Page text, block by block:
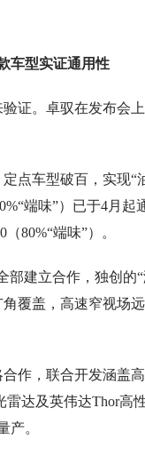
车型实证通用性
。卓驭在发布会上
车型破百，实现“
端味”）已于4月
80%“端味”）。
建立合作，独创的“
覆盖，高速窄视场
，联合开发涵盖
达及英伟达Thor高
产。